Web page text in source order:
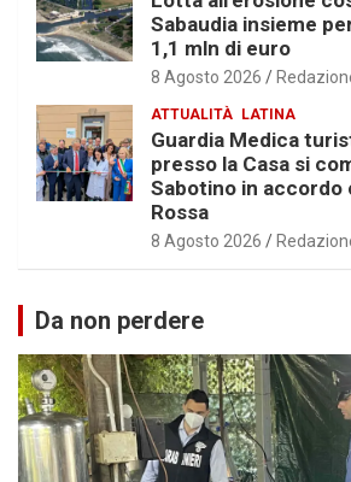
Sabaudia insieme
1,1 mln di euro
8 Agosto 2026
ATTUALITÀ LATINA
Guardia Medica
presso la Casa si
Sabotino in accordo
Rossa
8 Agosto 2026
Da non perdere